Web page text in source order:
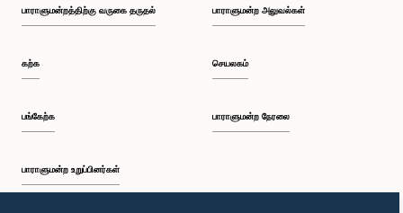
பாராளுமன்றத்திற்கு வருகை தருதல்
கற்க
பங்கேற்க
பாராளுமன்ற உறுப்பினர்கள்
பாராளுமன்ற அலுவல்கள்
செயலகம்
பாராளுமன்ற நேரலை